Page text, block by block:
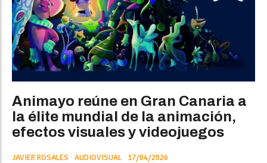
Animayo reúne en Gran Canaria a
la élite mundial de la animación,
efectos visuales y videojuegos
JAVIER ROSALES AUDIOVISUAL 17/04/2026